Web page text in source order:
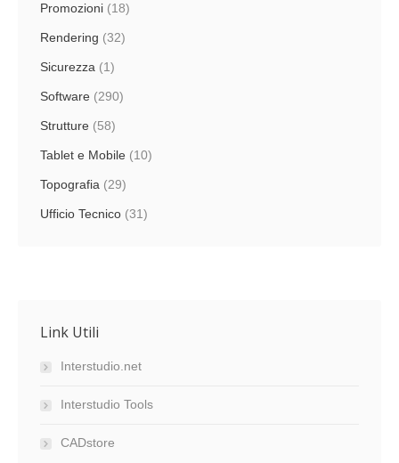
Promozioni (18)
Rendering (32)
Sicurezza (1)
Software (290)
Strutture (58)
Tablet e Mobile (10)
Topografia (29)
Ufficio Tecnico (31)
Link Utili
Interstudio.net
Interstudio Tools
CADstore